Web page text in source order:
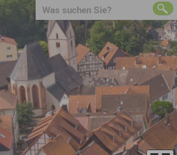
Was suchen Sie?